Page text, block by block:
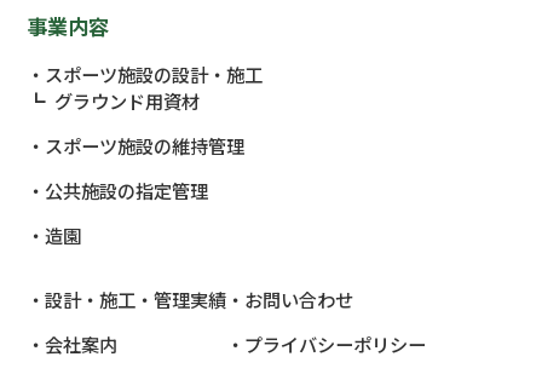
事業内容
スポーツ施設の設計・施工
グラウンド用資材
スポーツ施設の維持管理
公共施設の指定管理
造園
設計・施工・管理実績
会社案内
お問い合わせ
プライバシーポリシー